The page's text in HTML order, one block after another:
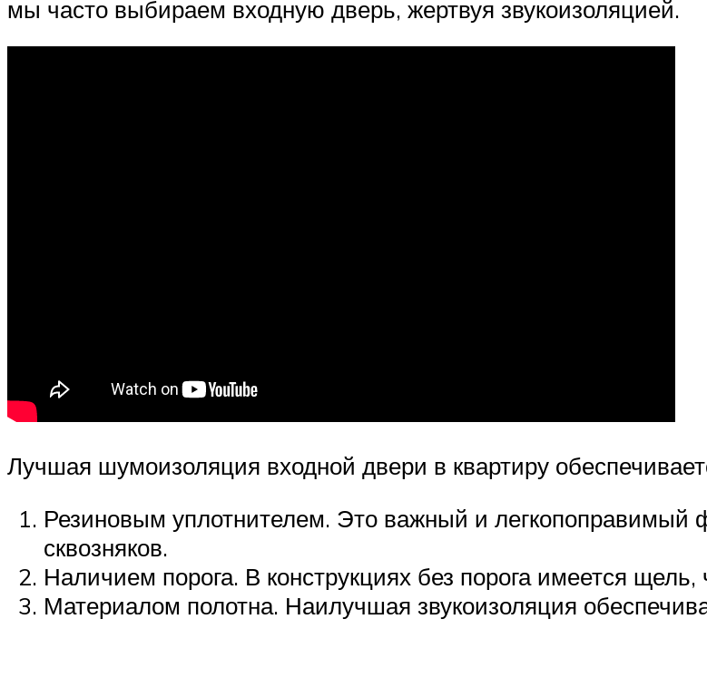
мы часто выбираем входную дверь, жертвуя звукоизоляцией.
Лучшая шумоизоляция входной двери в квартиру
Резиновым уплотнителем. Это важный и легкопоправимый
сквозняков.
Наличием порога. В конструкциях без порога имеется щель,
Материалом полотна. Наилучшая звукоизоляция